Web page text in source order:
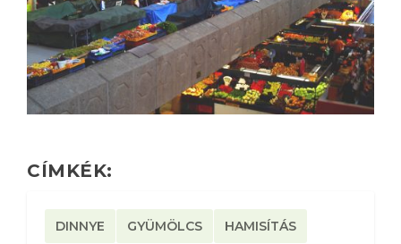
CÍMKÉK:
DINNYE GYÜMÖLCS HAMISÍTÁS